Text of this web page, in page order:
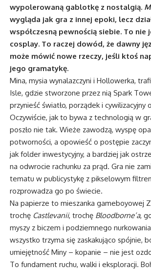
wypolerowaną gablotkę z nostalgią.
wygląda jak gra z innej epoki, lecz
współczesną pewnością siebie. To nie
cosplay. To raczej dowód, że dawny
może mówić nowe rzeczy, jeśli ktoś
jego gramatykę.
Mina, mysia wynalazczyni i Hollowerka,
Isle, gdzie stworzone przez nią Spark
przynieść światło, porządek i cywilizacyjny
Oczywiście, jak to bywa z technologią w
poszło nie tak. Wieże zawodzą, wyspę
potworności, a opowieść o postępie
jak folder inwestycyjny, a bardziej jak
na odwrocie rachunku za prąd. Gra nie
tematu w publicystykę z pikselowym
rozprowadza go po świecie.
Na papierze to mieszanka gameboyowej
trochę Castlevanii, trochę Bloodborne’a,
myszy z biczem i podziemnego
wszystko trzyma się zaskakująco spójnie,
umiejętność Miny – kopanie – nie jest
To fundament ruchu, walki i eksploracji.